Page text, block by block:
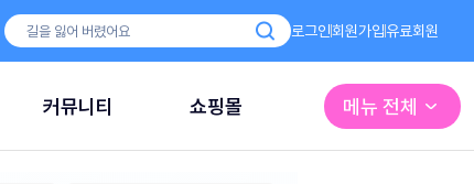
로그인회원가입유료회원
커뮤니티 쇼핑몰 메뉴 전체